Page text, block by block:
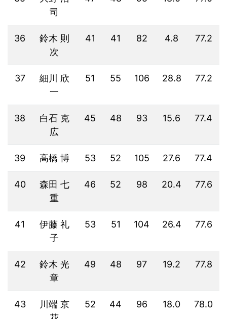
司
36
鈴木 則
次
41 41 82 4.8 77.2
37
細川 欣
一
51 55 106 28.8 77.2
38
白石 克
広
45 48 93 15.6 77.4
39 高橋 博 53 52 105 27.6 77.4
40
森田 七
重
46 52 98 20.4 77.6
41
伊藤 礼
子
53 51 104 26.4 77.6
42
鈴木 光
章
49 48 97 19.2 77.8
43
川端 京
52 44 96 18.0 78.0